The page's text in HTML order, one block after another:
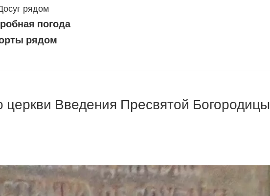
рядом
погода
рядом
церкви Введения Пресвятой Богородицы